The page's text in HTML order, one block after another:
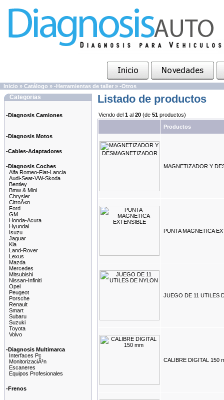
Inicio » Catálogo » -Herramientas de taller » -Otros
Categorias
-Diagnosis Camiones
-Diagnosis Motos
-Cables-Adaptadores
-Diagnosis Coches
Alfa Romeo-Fiat-Lancia
Audi-Seat-VW-Skoda
Bentley
Bmw & Mini
Chrysler
CitroÃ«n
Ford
GM
Honda-Acura
Hyundai
Isuzu
Jaguar
Kia
Land-Rover
Lexus
Mazda
Mercedes
Mitsubishi
Nissan-Infiniti
Opel
Peugeot
Porsche
Renault
Smart
Subaru
Suzuki
Toyota
Volvo
-Diagnosis Multimarca
Interfaces Pc
MonitorizaciÃ³n
Escaneres
Equipos Profesionales
-Frenos
Listado de productos
Viendo del 1 al 20 (de 51 productos)
Productos
MAGNETIZADOR Y
PUNTA MAGNETICA
JUEGO DE 11 UTILES
CALIBRE DIGITAL 150